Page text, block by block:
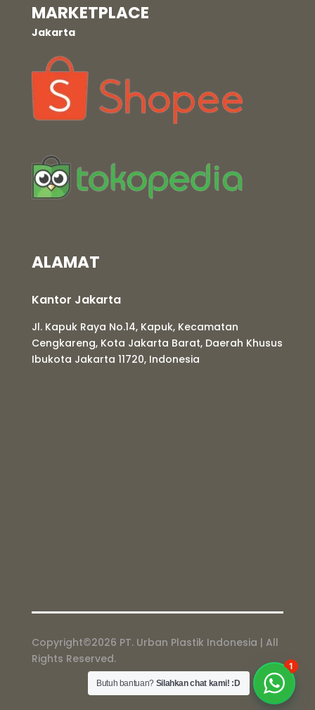
MARKETPLACE
Jakarta
ALAMAT
Kantor Jakarta
Jl. Kapuk Raya No.14, Kapuk, Kecamatan
Cengkareng, Kota Jakarta Barat, Daerah Khusus
Ibukota Jakarta 11720, Indonesia
Copyright©2026 PT. Urban Plastik Indonesia | All
Rights Reserved.
Butuh bantuan? Silahkan chat kami! :D
1